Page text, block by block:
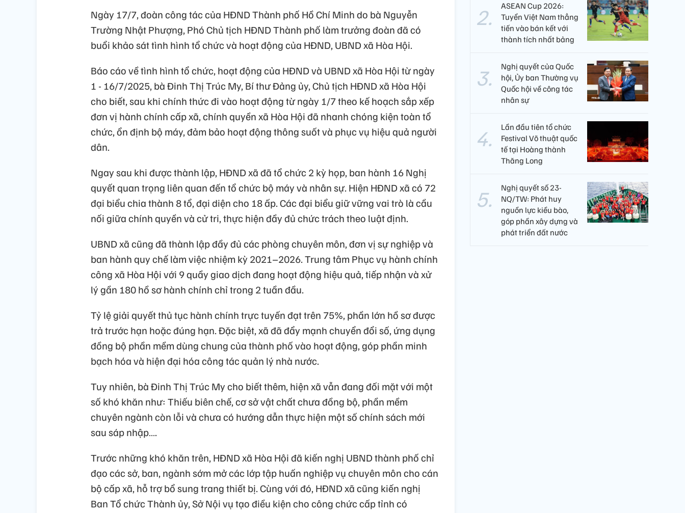
Ngày 17/7, đoàn công tác của HĐND Thành phố Hồ Chí Minh do bà Nguyễn
Trường Nhật Phượng, Phó Chủ tịch HĐND Thành phố làm trưởng đoàn đã có
buổi khảo sát tình hình tổ chức và hoạt động của HĐND, UBND xã Hòa Hội.
Báo cáo về tình hình tổ chức, hoạt động của HĐND và UBND xã Hòa Hội từ ngày
1 - 16/7/2025, bà Đinh Thị Trúc My, Bí thư Đảng ủy, Chủ tịch HĐND xã Hòa Hội
cho biết, sau khi chính thức đi vào hoạt động từ ngày 1/7 theo kế hoạch sắp xếp
đơn vị hành chính cấp xã, chính quyền xã Hòa Hội đã nhanh chóng kiện toàn tổ
chức, ổn định bộ máy, đảm bảo hoạt động thông suốt và phục vụ hiệu quả người
dân.
Ngay sau khi được thành lập, HĐND xã đã tổ chức 2 kỳ họp, ban hành 16 Nghị
quyết quan trọng liên quan đến tổ chức bộ máy và nhân sự. Hiện HĐND xã có 72
đại biểu chia thành 8 tổ, đại diện cho 18 ấp. Các đại biểu giữ vững vai trò là cầu
nối giữa chính quyền và cử tri, thực hiện đầy đủ chức trách theo luật định.
UBND xã cũng đã thành lập đầy đủ các phòng chuyên môn, đơn vị sự nghiệp và
ban hành quy chế làm việc nhiệm kỳ 2021–2026. Trung tâm Phục vụ hành chính
công xã Hòa Hội với 9 quầy giao dịch đang hoạt động hiệu quả, tiếp nhận và xử
lý gần 180 hồ sơ hành chính chỉ trong 2 tuần đầu.
Tỷ lệ giải quyết thủ tục hành chính trực tuyến đạt trên 75%, phần lớn hồ sơ được
trả trước hạn hoặc đúng hạn. Đặc biệt, xã đã đẩy mạnh chuyển đổi số, ứng dụng
đồng bộ phần mềm dùng chung của thành phố vào hoạt động, góp phần minh
bạch hóa và hiện đại hóa công tác quản lý nhà nước.
Tuy nhiên, bà Đinh Thị Trúc My cho biết thêm, hiện xã vẫn đang đối mặt với một
số khó khăn như: Thiếu biên chế, cơ sở vật chất chưa đồng bộ, phần mềm
chuyên ngành còn lỗi và chưa có hướng dẫn thực hiện một số chính sách mới
sau sáp nhập….
Trước những khó khăn trên, HĐND xã Hòa Hội đã kiến nghị UBND thành phố chỉ
đạo các sở, ban, ngành sớm mở các lớp tập huấn nghiệp vụ chuyên môn cho cán
bộ cấp xã, hỗ trợ bổ sung trang thiết bị. Cùng với đó, HĐND xã cũng kiến nghị
Ban Tổ chức Thành ủy, Sở Nội vụ tạo điều kiện cho công chức cấp tỉnh có
ASEAN Cup 2026:
Tuyển Việt Nam thẳng
tiến vào bán kết với
thành tích nhất bảng
Nghị quyết của Quốc
hội, Ủy ban Thường vụ
Quốc hội về công tác
nhân sự
Lần đầu tiên tổ chức
Festival Võ thuật quốc
tế tại Hoàng thành
Thăng Long
Nghị quyết số 23-
NQ/TW: Phát huy
nguồn lực kiều bào,
góp phần xây dựng và
phát triển đất nước